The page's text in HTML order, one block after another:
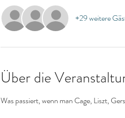
+29 weitere
Über die
Was passiert, wenn man Cage, Liszt,